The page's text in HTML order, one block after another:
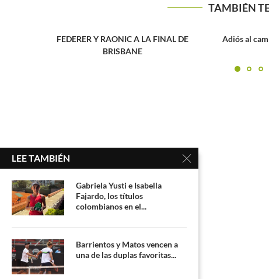
TAMBIÉN
Adiós al campeón más humilde
LEE TAMBIÉN
Gabriela Yusti e Isabella
Fajardo, los títulos
colombianos en el...
Barrientos y Matos vencen a
una de las duplas favoritas...